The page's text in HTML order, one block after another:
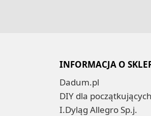
INFORMACJA O
Dadum.pl
DIY dla
I.Dyląg Allegro Sp.j.